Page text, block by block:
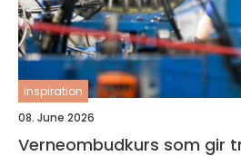
inspiration
08. June 2026
Verneombudkurs som gir